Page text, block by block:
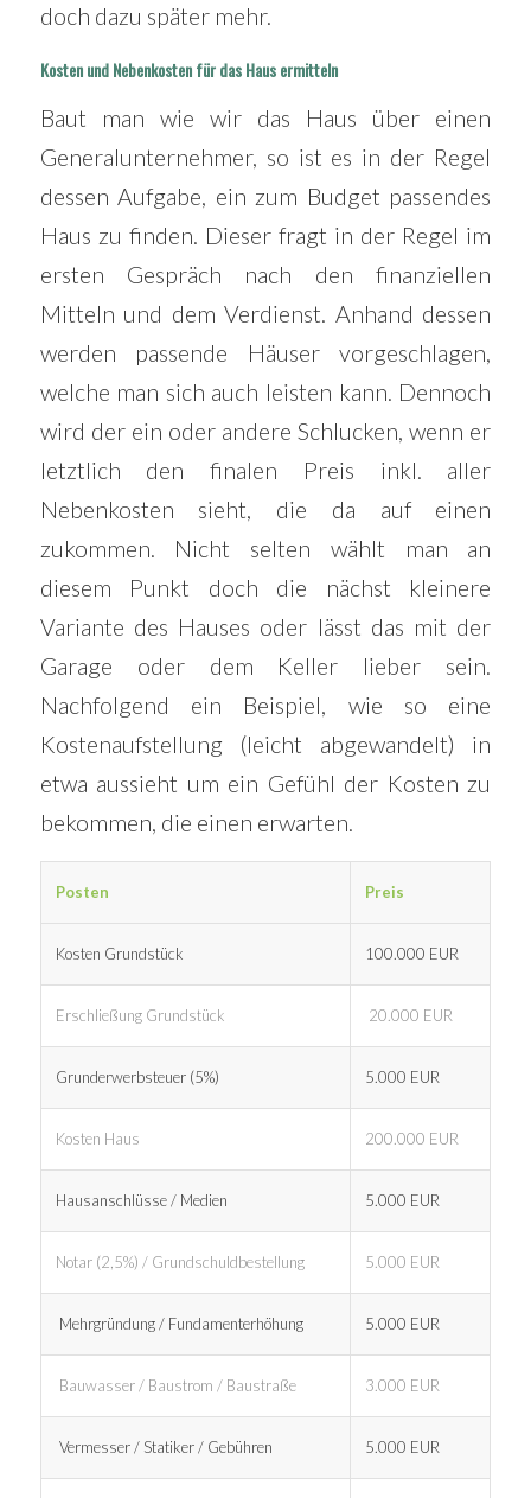
doch dazu später mehr.
Kosten und Nebenkosten für das Haus ermitteln
Baut man wie wir das Haus über einen
Generalunternehmer, so ist es in der Regel
dessen Aufgabe, ein zum Budget passendes
Haus zu finden. Dieser fragt in der Regel im
ersten Gespräch nach den finanziellen
Mitteln und dem Verdienst. Anhand dessen
werden passende Häuser vorgeschlagen,
welche man sich auch leisten kann. Dennoch
wird der ein oder andere Schlucken, wenn er
letztlich den finalen Preis inkl. aller
Nebenkosten sieht, die da auf einen
zukommen. Nicht selten wählt man an
diesem Punkt doch die nächst kleinere
Variante des Hauses oder lässt das mit der
Garage oder dem Keller lieber sein.
Nachfolgend ein Beispiel, wie so eine
Kostenaufstellung (leicht abgewandelt) in
etwa aussieht um ein Gefühl der Kosten zu
bekommen, die einen erwarten.
Posten Preis
Kosten Grundstück 100.000 EUR
Erschließung Grundstück 20.000 EUR
Grunderwerbsteuer (5%) 5.000 EUR
Kosten Haus 200.000 EUR
Hausanschlüsse / Medien 5.000 EUR
Notar (2,5%) / Grundschuldbestellung 5.000 EUR
Mehrgründung / Fundamenterhöhung 5.000 EUR
Bauwasser / Baustrom / Baustraße 3.000 EUR
Vermesser / Statiker / Gebühren 5.000 EUR